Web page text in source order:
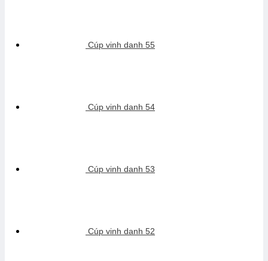
Cúp vinh danh 55
Cúp vinh danh 54
Cúp vinh danh 53
Cúp vinh danh 52